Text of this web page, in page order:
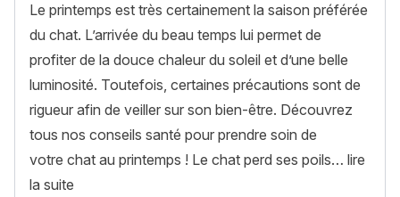
Le printemps est très certainement la saison préférée
du chat. L’arrivée du beau temps lui permet de
profiter de la douce chaleur du soleil et d’une belle
luminosité. Toutefois, certaines précautions sont de
rigueur afin de veiller sur son bien-être. Découvrez
tous nos conseils santé pour prendre soin de
votre chat au printemps ! Le chat perd ses poils… lire
la suite